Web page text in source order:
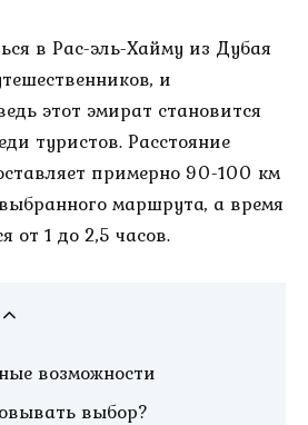
в Рас-эль-Хайму из Дубая
и
этот эмират становится
туристов. Расстояние
примерно 90-100 км
маршрута, а время
от 1 до 2,5 часов.
возможности
выбор?